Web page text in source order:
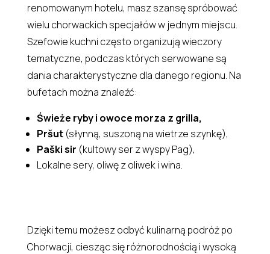
renomowanym hotelu, masz szansę spróbować
wielu chorwackich specjałów w jednym miejscu.
Szefowie kuchni często organizują wieczory
tematyczne, podczas których serwowane są
dania charakterystyczne dla danego regionu. Na
bufetach można znaleźć:
Świeże ryby i owoce morza z grilla,
Pršut(słynną, suszoną na wietrze szynkę),
Paški sir (kultowy ser z wyspy Pag),
Lokalne sery, oliwę z oliwek i wina.
Dzięki temu możesz odbyć kulinarną podróż po
Chorwacji, ciesząc się różnorodnością i wysoką